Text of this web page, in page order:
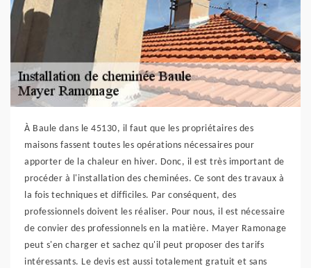
À Baule dans le 45130, il faut que les propriétaires des
maisons fassent toutes les opérations nécessaires pour
apporter de la chaleur en hiver. Donc, il est très important de
procéder à l'installation des cheminées. Ce sont des travaux à
la fois techniques et difficiles. Par conséquent, des
professionnels doivent les réaliser. Pour nous, il est nécessaire
de convier des professionnels en la matière. Mayer Ramonage
peut s'en charger et sachez qu'il peut proposer des tarifs
intéressants. Le devis est aussi totalement gratuit et sans